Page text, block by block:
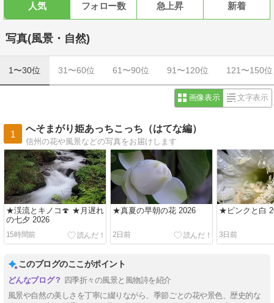
人気 フォロー数 急上昇 新着
写真(風景・自然)
1〜30位 31〜60位 61〜90位 91〜120位 121〜150位
画像表示 文字表示
1
へそまがり姫あっちこっち（はてな編）
信州の花や風景などの写真をお届けします
★渓流とキノコ🍄 ★月遅れ
の七夕 2026
15時間前
★真夏の早朝の花 2026
2日前
★ピンクと白
3日前
このブログのここがポイント
四季折々の風景と風物詩を紹介
風景や自然の美しさを丁寧に綴りながら、季節ごとの花や景色、歴史的な